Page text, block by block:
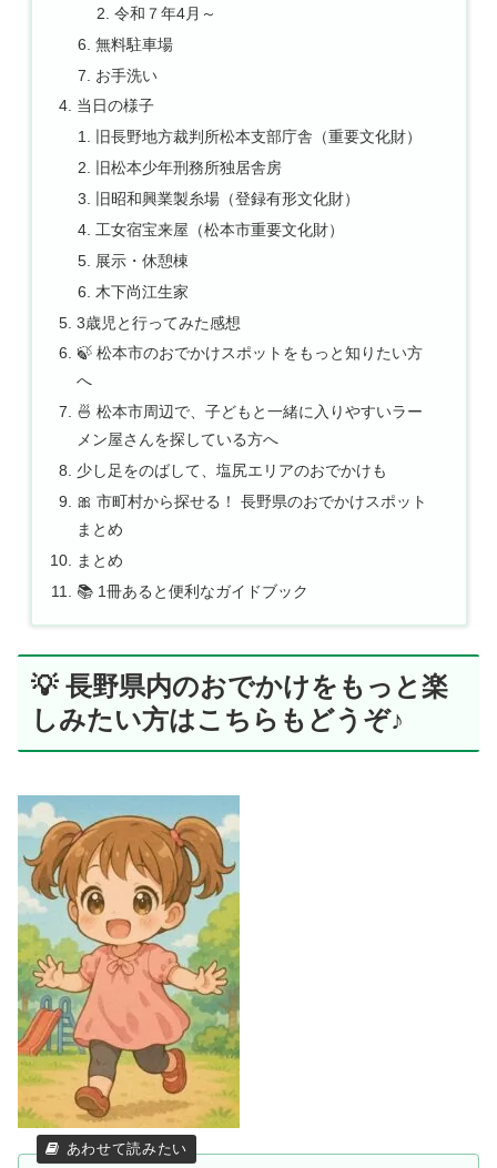
令和７年4月～
無料駐車場
お手洗い
当日の様子
旧長野地方裁判所松本支部庁舎（重要文化財）
旧松本少年刑務所独居舎房
旧昭和興業製糸場（登録有形文化財）
工女宿宝来屋（松本市重要文化財）
展示・休憩棟
木下尚江生家
3歳児と行ってみた感想
🍃 松本市のおでかけスポットをもっと知りたい方
へ
🍜 松本市周辺で、子どもと一緒に入りやすいラー
メン屋さんを探している方へ
少し足をのばして、塩尻エリアのおでかけも
🎀 市町村から探せる！ 長野県のおでかけスポット
まとめ
まとめ
📚 1冊あると便利なガイドブック
💡 長野県内のおでかけをもっと楽
しみたい方はこちらもどうぞ♪